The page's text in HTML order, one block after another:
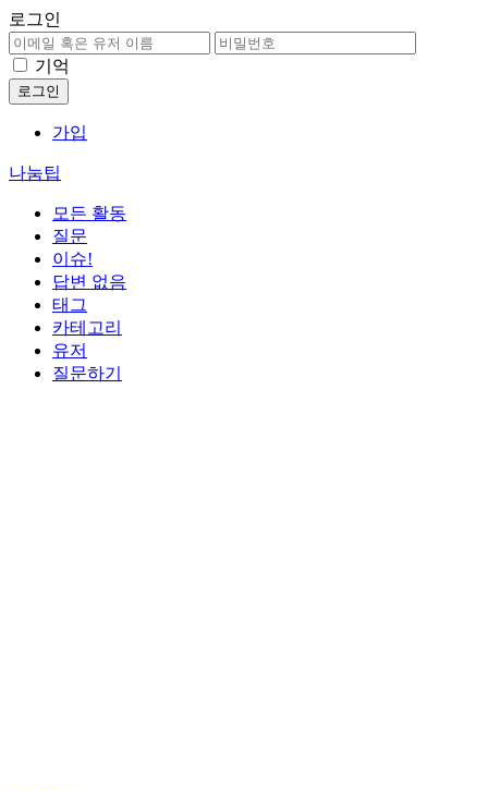
로그인
기억
가입
나눔팁
모든 활동
질문
이슈!
답변 없음
태그
카테고리
유저
질문하기